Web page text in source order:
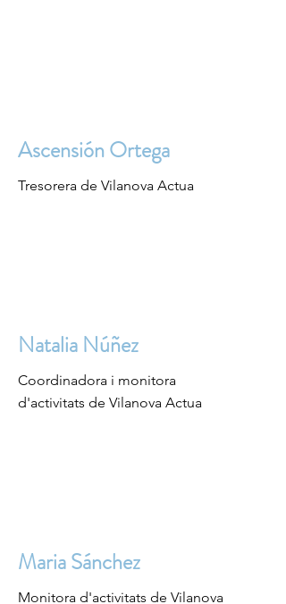
Ascensión Ortega
Tresorera de Vilanova Actua
Natalia Núñez
Coordinadora i monitora
d'activitats de Vilanova Actua
Maria Sánchez
Monitora d'activitats de Vilanova